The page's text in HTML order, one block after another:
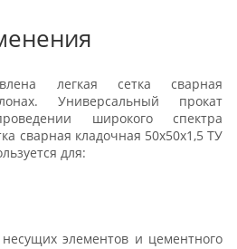
легкая сетка сварная
Универсальный прокат
широкого спектра
сварная кладочная 50х50х1,5 ТУ
для:
элементов и цементного